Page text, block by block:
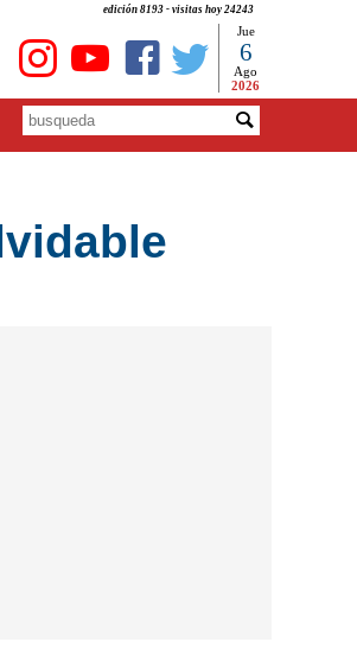
edición 8193 - visitas hoy 24243
Jue
6
Ago
2026